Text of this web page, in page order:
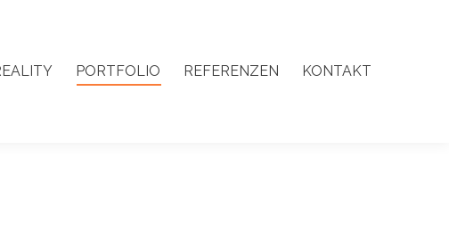
PORTFOLIO REFERENZEN KONTAKT